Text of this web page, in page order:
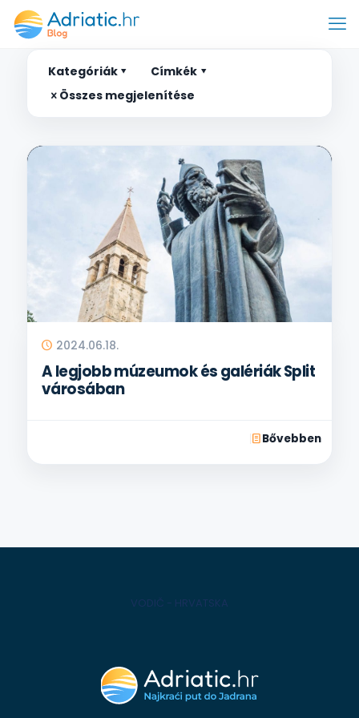
Kategóriák
Címkék
Összes megjelenítése
2024.06.18.
A legjobb múzeumok és galériák Split
városában
Bővebben
VODIČ - HRVATSKA